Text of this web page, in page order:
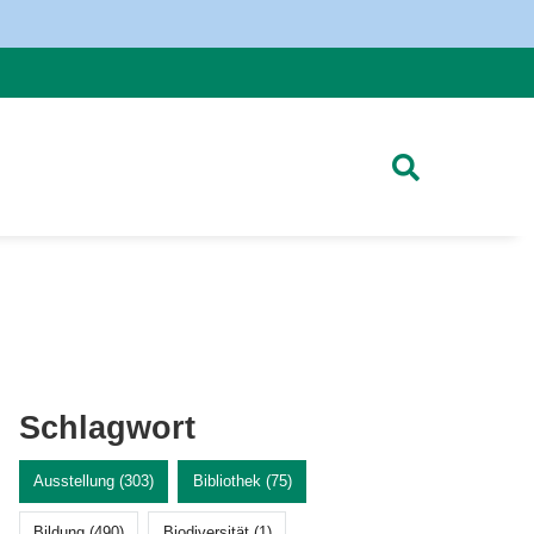
Schlagwort
Ausstellung (303) Bibliothek (75)